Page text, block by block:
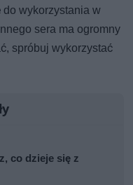
wykorzystania w
sera ma ogromny
spróbuj wykorzystać
co dzieje się z